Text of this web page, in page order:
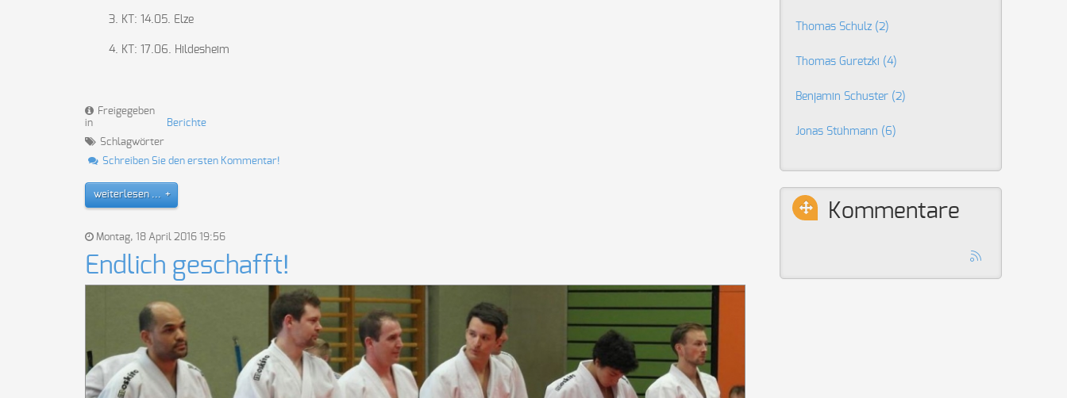
3. KT: 14.05. Elze
4. KT: 17.06. Hildesheim
Freigegeben
in
Berichte
Schlagwörter
Schreiben Sie den ersten Kommentar!
weiterlesen ...
Montag, 18 April 2016 19:56
Endlich geschafft!
Thomas Schulz (2)
Thomas Guretzki (4)
Benjamin Schuster (2)
Jonas Stühmann (6)
Kommentare